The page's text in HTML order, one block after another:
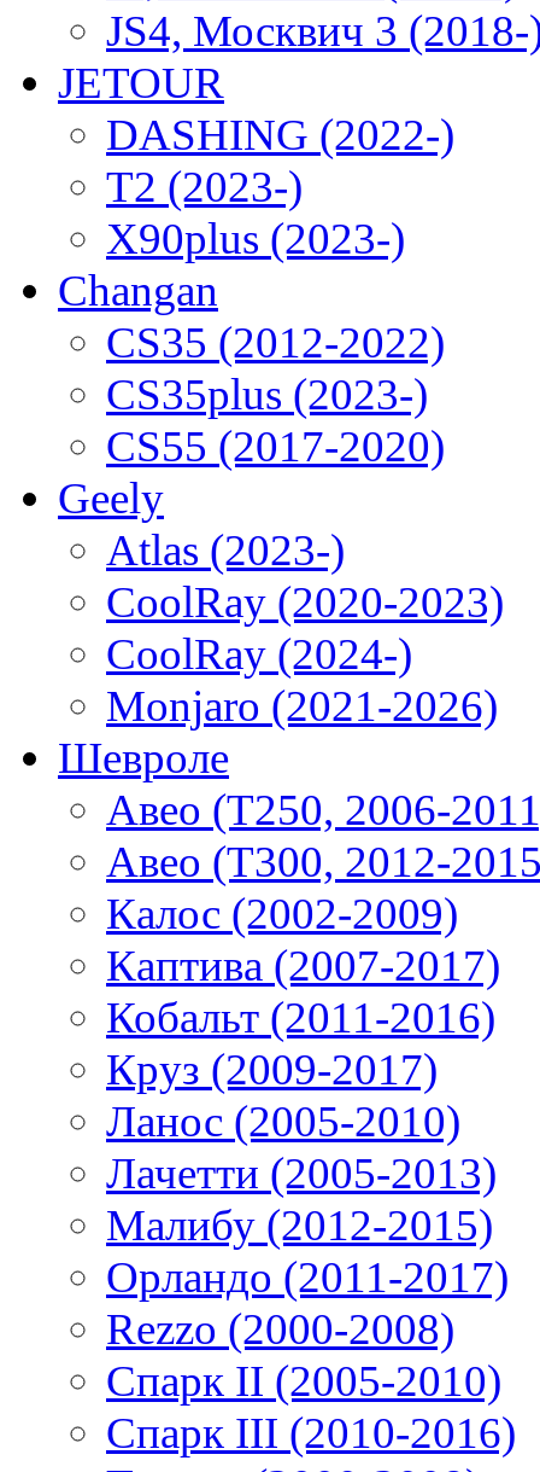
JS4, Москвич 3 (2018-
JETOUR
DASHING (2022-)
T2 (2023-)
X90plus (2023-)
Changan
CS35 (2012-2022)
CS35plus (2023-)
CS55 (2017-2020)
Geely
Atlas (2023-)
CoolRay (2020-2023)
CoolRay (2024-)
Monjaro (2021-2026)
Шевроле
Авео (T250, 2006-
Авео (T300, 2012-
Калос (2002-2009)
Каптива (2007-2017)
Кобальт (2011-2016)
Круз (2009-2017)
Ланос (2005-2010)
Лачетти (2005-2013)
Малибу (2012-2015)
Орландо (2011-2017)
Rezzo (2000-2008)
Спарк II (2005-2010)
Спарк III (2010-2016)